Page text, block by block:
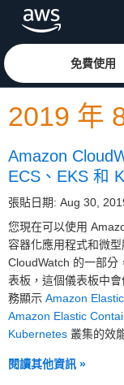
跳至主要內容按一下這
免費使用
2019 年
Amazon
ECS、EKS 和
張貼日期: Aug 30,
您現在可以使用
容器化應用程式和微
CloudWatch 的一部分
表板，這個儀表板中
務顯示 Amazon
Amazon Elastic
Kubernetes 叢集的效
閱讀其他資訊 »